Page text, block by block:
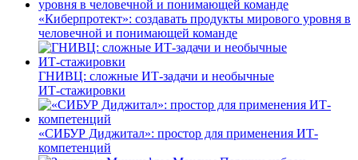
«Киберпротект»: создавать продукты мирового уровня в
человечной и понимающей команде
ГНИВЦ: сложные ИТ‑задачи и необычные
ИТ‑стажировки
«СИБУР Диджитал»: простор для применения ИТ-
компетенций